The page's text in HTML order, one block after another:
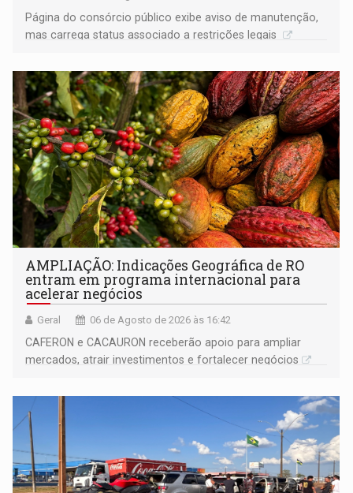
Página do consórcio público exibe aviso de manutenção,
mas carrega status associado a restrições legais
AMPLIAÇÃO: Indicações Geográfica de RO
entram em programa internacional para
acelerar negócios
Geral 06 de Agosto de 2026 às 16:42
CAFERON e CACAURON receberão apoio para ampliar
mercados, atrair investimentos e fortalecer negócios